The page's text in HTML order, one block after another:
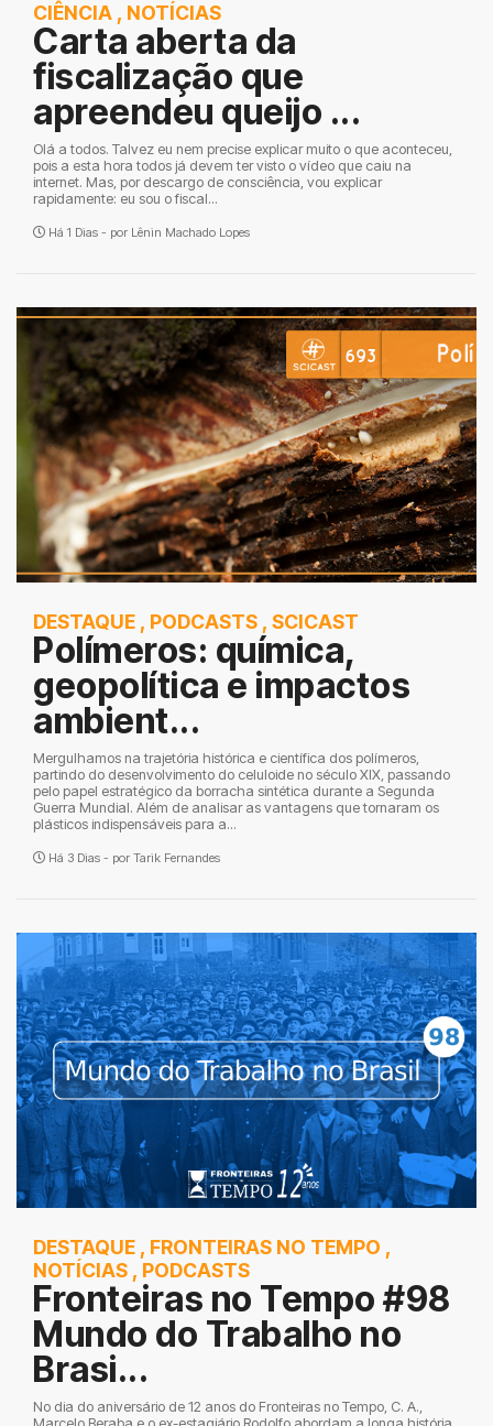
CIÊNCIA , NOTÍCIAS
Carta aberta da
fiscalização que
apreendeu queijo ...
Olá a todos. Talvez eu nem precise explicar muito o que aconteceu,
pois a esta hora todos já devem ter visto o vídeo que caiu na
internet. Mas, por descargo de consciência, vou explicar
rapidamente: eu sou o fiscal...
Há 1 Dias - por Lênin Machado Lopes
DESTAQUE , PODCASTS , SCICAST
Polímeros: química,
geopolítica e impactos
ambient...
Mergulhamos na trajetória histórica e científica dos polímeros,
partindo do desenvolvimento do celuloide no século XIX, passando
pelo papel estratégico da borracha sintética durante a Segunda
Guerra Mundial. Além de analisar as vantagens que tornaram os
plásticos indispensáveis para a...
Há 3 Dias - por Tarik Fernandes
DESTAQUE , FRONTEIRAS NO TEMPO ,
NOTÍCIAS , PODCASTS
Fronteiras no Tempo #98
Mundo do Trabalho no
Brasi...
No dia do aniversário de 12 anos do Fronteiras no Tempo, C. A.,